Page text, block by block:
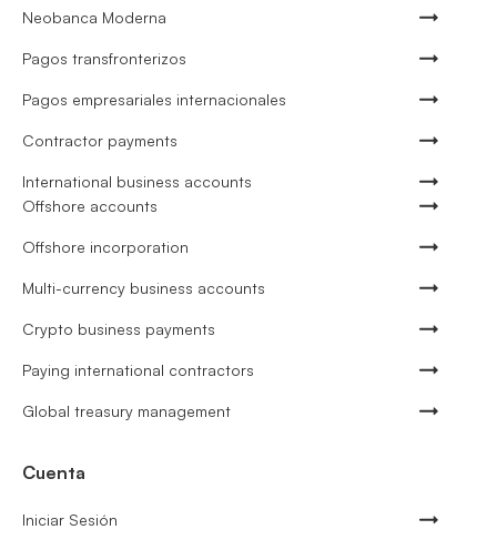
Neobanca Moderna
Pagos transfronterizos
Pagos empresariales internacionales
Contractor payments
International business accounts
Offshore accounts
Offshore incorporation
Multi-currency business accounts
Crypto business payments
Paying international contractors
Global treasury management
Cuenta
Iniciar Sesión